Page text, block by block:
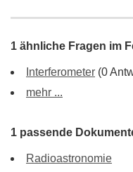
1 ähnliche Fragen im
Interferometer (0
mehr ...
1 passende
Radioastronomie